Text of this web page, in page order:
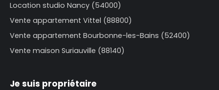
Location studio Nancy (54000)
Vente appartement Vittel (88800)
Vente appartement Bourbonne-les-Bains (52400)
Vente maison Suriauville (88140)
Je suis propriétaire